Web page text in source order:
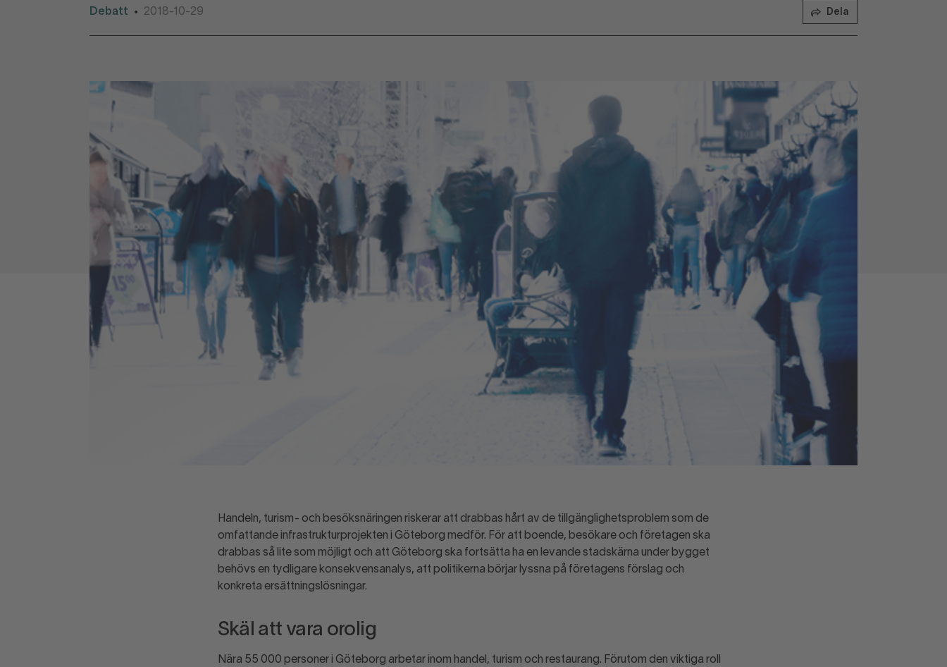
Debatt • 2018-10-29 Dela
Handeln, turism- och besöksnäringen riskerar att drabbas hårt av de tillgänglighetsproblem som de
omfattande infrastrukturprojekten i Göteborg medför. För att boende, besökare och företagen ska
drabbas så lite som möjligt och att Göteborg ska fortsätta ha en levande stadskärna under bygget
behövs en tydligare konsekvensanalys, att politikerna börjar lyssna på företagens förslag och
konkreta ersättningslösningar.
Skäl att vara orolig
Nära 55 000 personer i Göteborg arbetar inom handel, turism och restaurang. Förutom den viktiga roll